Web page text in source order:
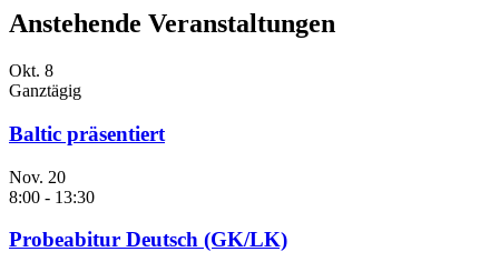
Anstehende Veranstaltungen
Okt. 8
Ganztägig
Baltic präsentiert
Nov. 20
8:00 - 13:30
Probeabitur Deutsch (GK/LK)